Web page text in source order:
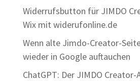
Widerrufsbutton für JIMDO
Wix mit widerufonline.de
Wenn alte Jimdo-Creator-
wieder in Google auftauchen
ChatGPT: Der JIMDO